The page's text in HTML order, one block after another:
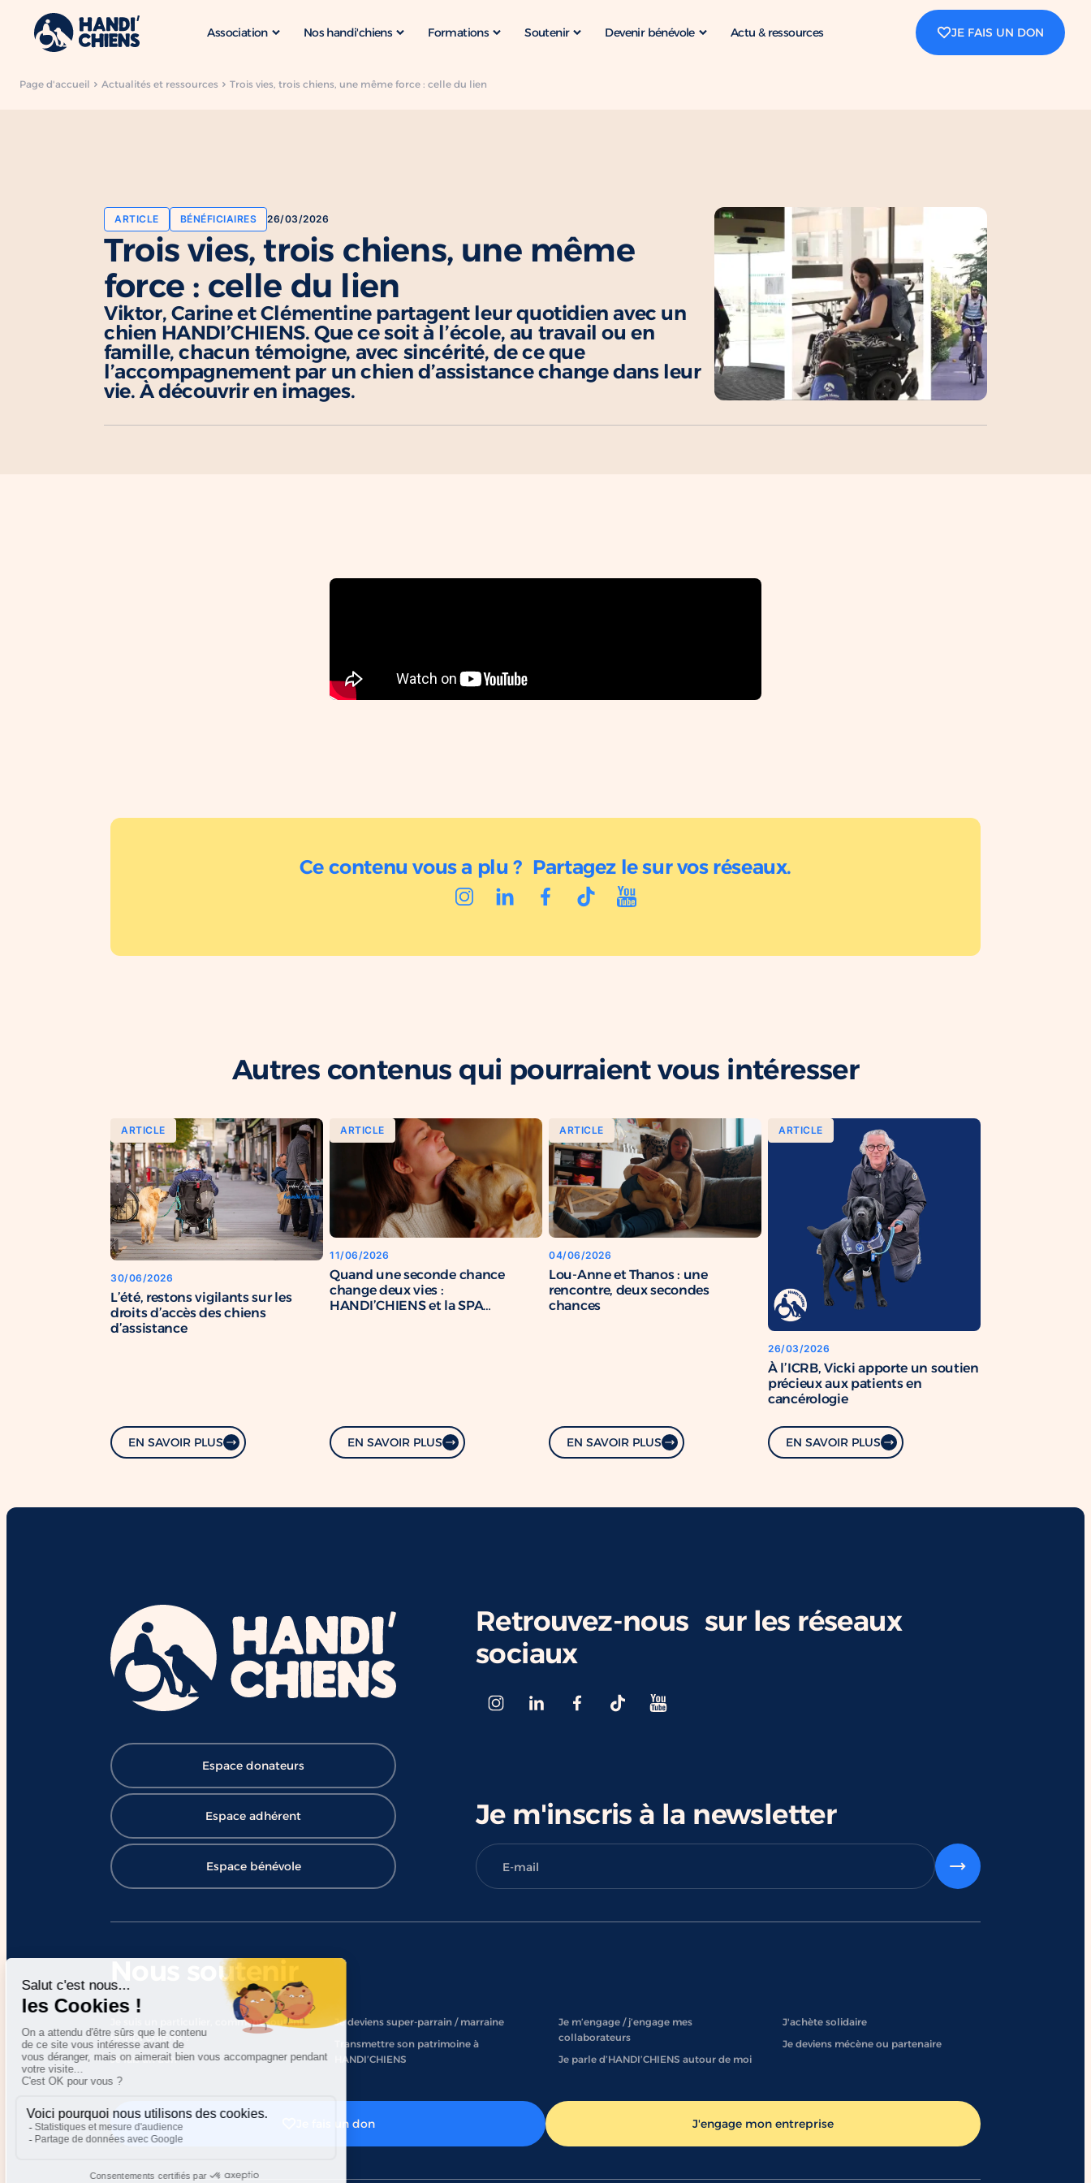
Association Nos handi'chiens Formations Soutenir Devenir bénévole Actu & ressources JE FAIS UN DON
Page d'accueil Actualités et ressources Trois vies, trois chiens, une même force : celle du lien
ARTICLE BÉNÉFICIAIRES 26/03/2026
Trois vies, trois chiens, une même
force : celle du lien
Viktor, Carine et Clémentine partagent leur quotidien avec un
chien HANDI’CHIENS. Que ce soit à l’école, au travail ou en
famille, chacun témoigne, avec sincérité, de ce que
l’accompagnement par un chien d’assistance change dans leur
vie. À découvrir en images.
Ce contenu vous a plu ? Partagez le sur vos réseaux.
Autres contenus qui pourraient vous intéresser
ARTICLE
30/06/2026
L’été, restons vigilants sur les
droits d’accès des chiens
d’assistance
EN SAVOIR PLUS
ARTICLE
11/06/2026
Quand une seconde chance
change deux vies :
HANDI’CHIENS et la SPA
EN SAVOIR PLUS
ARTICLE
04/06/2026
Lou-Anne et Thanos : une
rencontre, deux secondes
chances
EN SAVOIR PLUS
ARTICLE
26/03/2026
À l’ICRB, Vicki apporte un soutien
précieux aux patients en
cancérologie
EN SAVOIR PLUS
Retrouvez-nous sur les réseaux
sociaux
Espace donateurs
Espace adhérent
Espace bénévole
Je m'inscris à la newsletter
Nous soutenir
Je suis un particulier, comment soutenir
HANDI’CHIENS ?
Je fais un don
Je deviens super-parrain / marraine
Transmettre son patrimoine à
HANDI’CHIENS
Je m’engage / j’engage mes
collaborateurs
Je parle d’HANDI’CHIENS autour de moi
J'achète solidaire
Je deviens mécène ou partenaire
Je fais un don J'engage mon entreprise